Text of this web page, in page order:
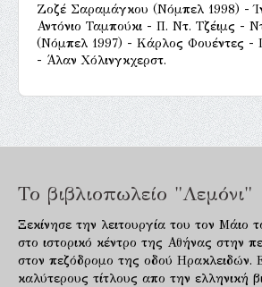
Ζοζέ Σαραμάγκου (Νόμπελ 1998) -
Αντόνιο Ταμπούκι - Π. Ντ. Τζέιμς -
(Νόμπελ 1997) - Κάρλος Φουέντες -
- Άλαν Χόλινγκχερστ.
Το βιβλιοπωλείο "Λεμόνι"
Ξεκίνησε την λειτουργία του τον Μάιο
στο ιστορικό κέντρο της Αθήνας στην
στον πεζόδρομο της οδού Ηρακλειδών.
καλύτερους τίτλους απο την ελληνική